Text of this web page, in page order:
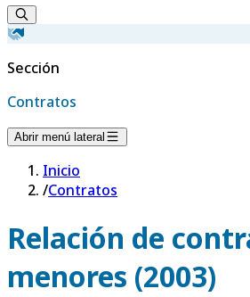
Sección
Contratos
Abrir menú lateral
Inicio
/Contratos
Relación de
menores (2003)